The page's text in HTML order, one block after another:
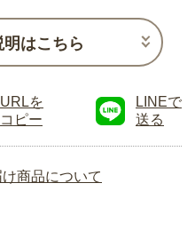
はこちら
URLを
コピー
LINEで
送る
商品について